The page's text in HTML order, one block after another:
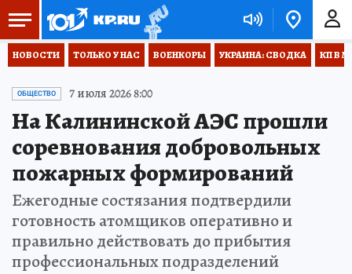
НОВОСТИ ТОЛЬКО У НАС ВОЕНКОРЫ УКРАИНА: СВОДКА КП В
ОБЩЕСТВО 7 июля 2026 8:00
На Калининской АЭС прошли
соревнования добровольных
пожарных формирований
Ежегодные состязания подтвердили
готовность атомщиков оперативно и
правильно действовать до прибытия
профессиональных подразделений